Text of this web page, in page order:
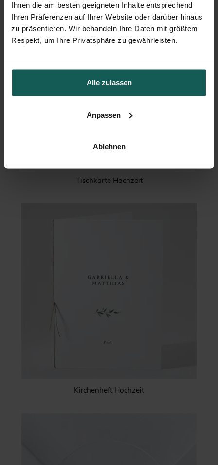
Ihnen die am besten geeigneten Inhalte entsprechend
Ihren Präferenzen auf Ihrer Website oder darüber hinaus
zu präsentieren. Wir behandeln Ihre Daten mit größtem
Respekt, um Ihre Privatsphäre zu gewährleisten.
Alle zulassen
Anpassen
Ablehnen
Tischkarte Hochzeit
Kirchenheft Hochzeit